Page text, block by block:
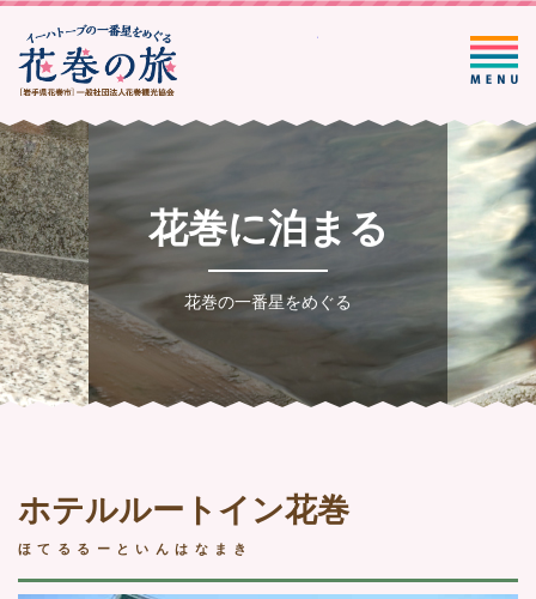
一般社団法人花巻観光協
花巻に泊まる
花巻の一番星をめぐる
ホテルルートイン花巻
ほてるるーといんはなまき